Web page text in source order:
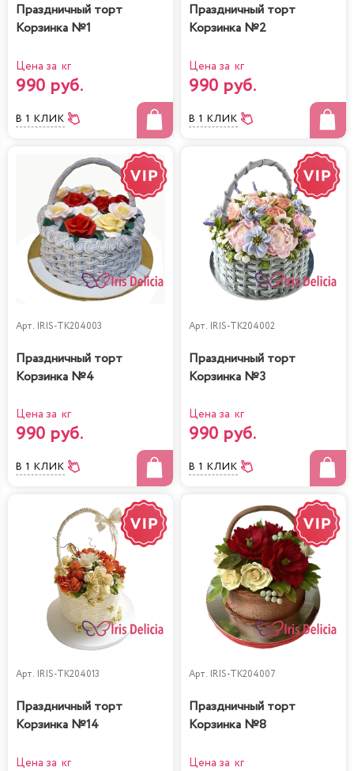
Праздничный торт
Корзинка №1
Цена за кг
990 руб.
В 1 КЛИК
Праздничный торт
Корзинка №2
Цена за кг
990 руб.
В 1 КЛИК
Арт. IRIS-TK204003
Праздничный торт
Корзинка №4
Цена за кг
990 руб.
В 1 КЛИК
Арт. IRIS-TK204002
Праздничный торт
Корзинка №3
Цена за кг
990 руб.
В 1 КЛИК
Арт. IRIS-TK204013
Праздничный торт
Корзинка №14
Цена за кг
Арт. IRIS-TK204007
Праздничный торт
Корзинка №8
Цена за кг